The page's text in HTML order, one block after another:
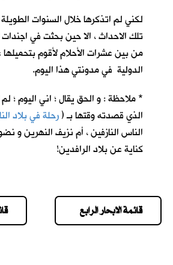
لكني لم اتذكرها خلال السنوات
تلك الاحداث ، الا حين بحثت في اجندات
من بين عشرات الأحلام لأقوم
الدولية في مدونتي هذا اليوم.
* ملاحظة : و الحق يقال ؛ اني اليوم ؛
الذي قصدته وقتها بـ (رحلة في بلاد
الناس النازفين ، أم نزيف النهرين و
كناية عن بلاد الرافدين!
قائمة الابحار الرابع